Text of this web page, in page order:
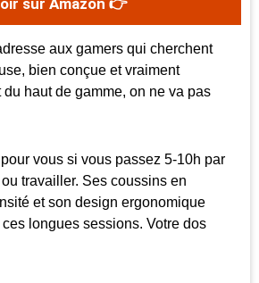
sur Amazon 👉
aux gamers qui cherchent
bien conçue et vraiment
du haut de gamme, on ne va pas
vous si vous passez 5-10h par
travailler. Ses coussins en
et son design ergonomique
longues sessions. Votre dos